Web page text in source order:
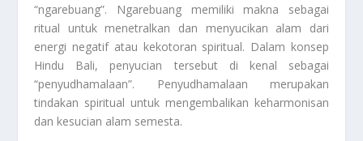
“ngarebuang”. Ngarebuang memiliki makna sebagai
ritual untuk menetralkan dan menyucikan alam dari
energi negatif atau kekotoran spiritual. Dalam konsep
Hindu Bali, penyucian tersebut di kenal sebagai
“penyudhamalaan”. Penyudhamalaan merupakan
tindakan spiritual untuk mengembalikan keharmonisan
dan kesucian alam semesta.